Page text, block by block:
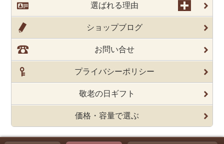
選ばれる理由
ショップブログ
お問い合せ
プライバシーポリシー
敬老の日ギフト
価格・容量で選ぶ